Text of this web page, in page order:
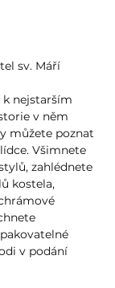
sv. Máří
nejstarším
v něm
můžete poznat
Všimnete
zahlédnete
kostela,
v podání